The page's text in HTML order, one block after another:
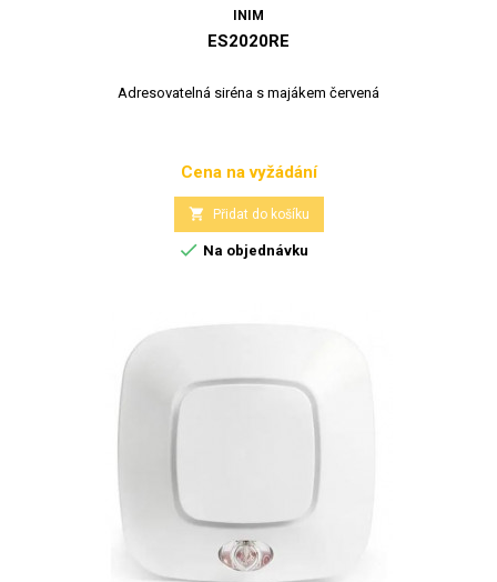
INIM
ES2020RE
Adresovatelná siréna s majákem červená
Cena
Cena na vyžádání
 Přidat do košíku
 Na objednávku